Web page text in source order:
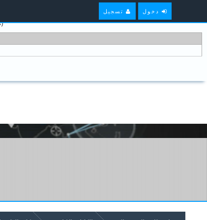
دخول تسجيل